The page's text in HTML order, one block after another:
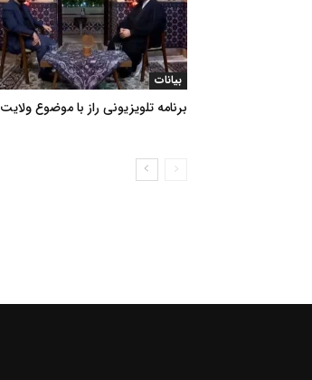
بیانات
برنامه تلویزیونی راز با موضوع ولایت